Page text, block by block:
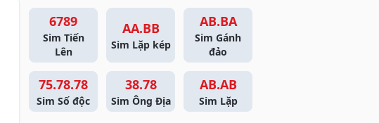
6789
Sim Tiến
Lên
AA.BB
Sim Lặp kép
AB.BA
Sim Gánh
đảo
75.78.78
Sim Số độc
38.78
Sim Ông Địa
AB.AB
Sim Lặp